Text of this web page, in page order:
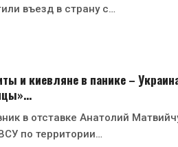
въезд в страну с…
и киевляне в панике –
в отставке Анатолий
по территории…